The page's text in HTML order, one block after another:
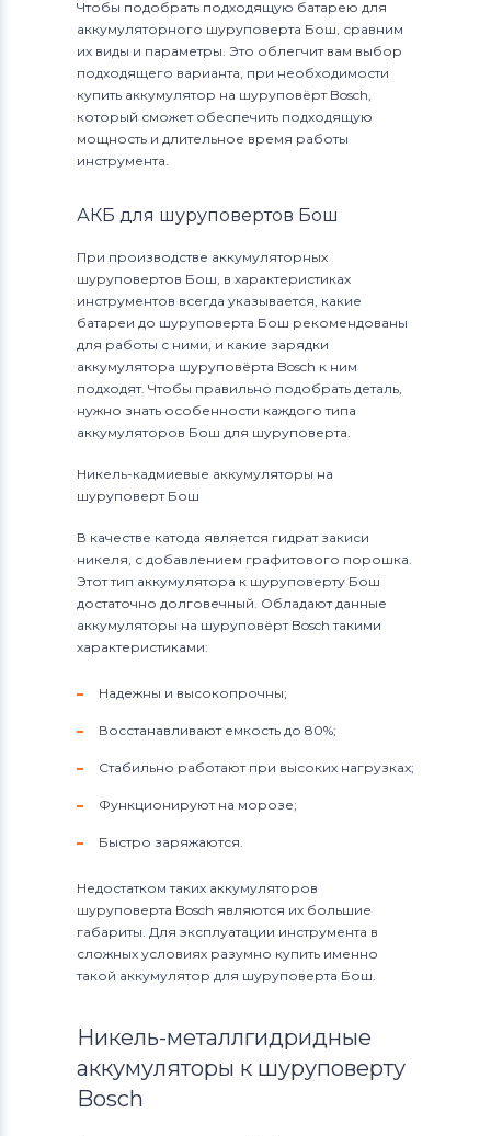
Чтобы подобрать подходящую батарею для
аккумуляторного шуруповерта Бош, сравним
их виды и параметры. Это облегчит вам выбор
подходящего варианта, при необходимости
купить аккумулятор на шуруповёрт Bosch,
который сможет обеспечить подходящую
мощность и длительное время работы
инструмента.
АКБ для шуруповертов Бош
При производстве аккумуляторных
шуруповертов Бош, в характеристиках
инструментов всегда указывается, какие
батареи до шуруповерта Бош рекомендованы
для работы с ними, и какие зарядки
аккумулятора шуруповёрта Bosch к ним
подходят. Чтобы правильно подобрать деталь,
нужно знать особенности каждого типа
аккумуляторов Бош для шуруповерта.
Никель-кадмиевые аккумуляторы на
шуруповерт Бош
В качестве катода является гидрат закиси
никеля, с добавлением графитового порошка.
Этот тип аккумулятора к шуруповерту Бош
достаточно долговечный. Обладают данные
аккумуляторы на шуруповёрт Bosch такими
характеристиками:
Надежны и высокопрочны;
Восстанавливают емкость до 80%;
Стабильно работают при высоких нагрузках;
Функционируют на морозе;
Быстро заряжаются.
Недостатком таких аккумуляторов
шуруповерта Bosch являются их большие
габариты. Для эксплуатации инструмента в
сложных условиях разумно купить именно
такой аккумулятор для шуруповерта Бош.
Никель-металлгидридные
аккумуляторы к шуруповерту
Bosch